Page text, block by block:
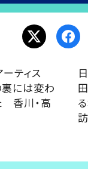
ティス
には変わ
香川・高